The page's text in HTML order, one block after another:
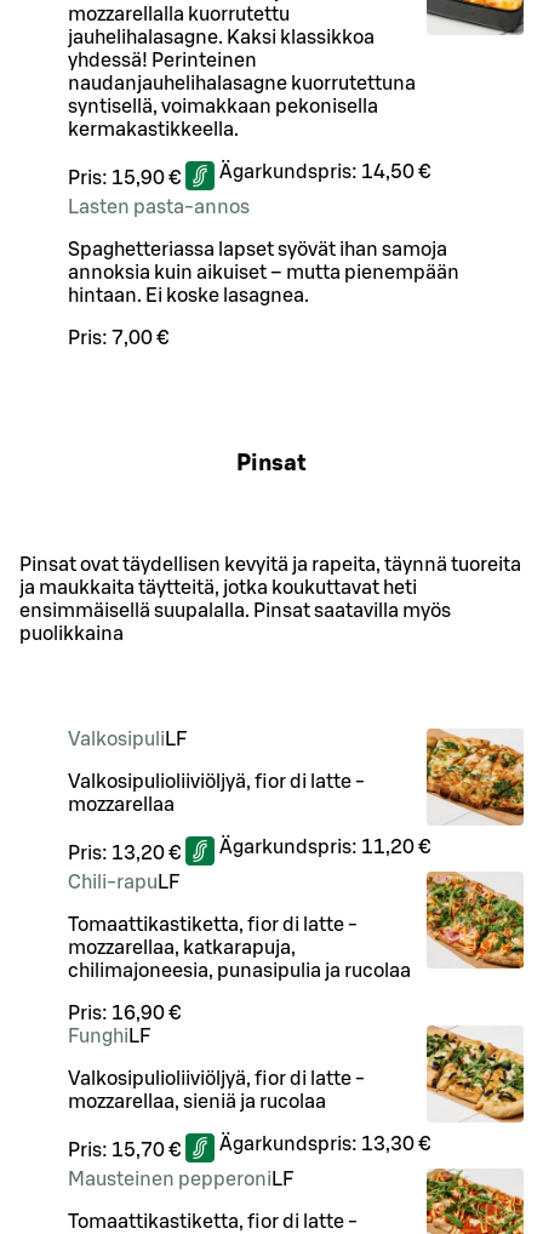
mozzarellalla kuorrutettu
jauhelihalasagne. Kaksi klassikkoa
yhdessä! Perinteinen
naudanjauhelihalasagne kuorrutettuna
syntisellä, voimakkaan pekonisella
kermakastikkeella.
Pris: 15,90 € Ägarkundspris: 14,50 €
Lasten pasta-annos
Spaghetteriassa lapset syövät ihan samoja
annoksia kuin aikuiset – mutta pienempään
hintaan. Ei koske lasagnea.
Pris: 7,00 €
Pinsat
Pinsat ovat täydellisen kevyitä ja rapeita, täynnä tuoreita
ja maukkaita täytteitä, jotka koukuttavat heti
ensimmäisellä suupalalla. Pinsat saatavilla myös
puolikkaina
Valkosipuli LF
Valkosipulioliiviöljyä, fior di latte -
mozzarellaa
Pris: 13,20 € Ägarkundspris: 11,20 €
Chili-rapu LF
Tomaattikastiketta, fior di latte -
mozzarellaa, katkarapuja,
chilimajoneesia, punasipulia ja rucolaa
Pris: 16,90 €
Funghi LF
Valkosipulioliiviöljyä, fior di latte -
mozzarellaa, sieniä ja rucolaa
Pris: 15,70 € Ägarkundspris: 13,30 €
Mausteinen pepperoni LF
Tomaattikastiketta, fior di latte -